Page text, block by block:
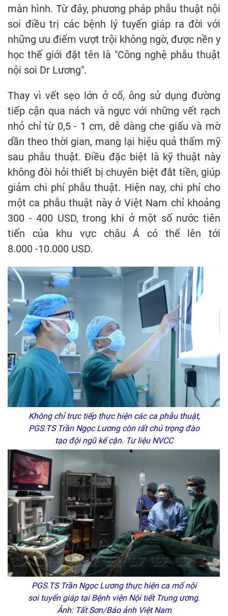
màn hình. Từ đây, phương pháp phẫu thuật nội
soi điều trị các bệnh lý tuyến giáp ra đời với
những ưu điểm vượt trội không ngờ, được nền y
học thế giới đặt tên là "Công nghệ phẫu thuật
nội soi Dr Lương".
Thay vì vết sẹo lớn ở cổ, ông sử dụng đường
tiếp cận qua nách và ngực với những vết rạch
nhỏ chỉ từ 0,5 - 1 cm, dễ dàng che giấu và mờ
dần theo thời gian, mang lại hiệu quả thẩm mỹ
sau phẫu thuật. Điều đặc biệt là kỹ thuật này
không đòi hỏi thiết bị chuyên biệt đắt tiền, giúp
giảm chi phí phẫu thuật. Hiện nay, chi phí cho
một ca phẫu thuật này ở Việt Nam chỉ khoảng
300 - 400 USD, trong khi ở một số nước tiên
tiến của khu vực châu Á có thể lên tới
8.000 -10.000 USD.
Không chỉ trực tiếp thực hiện các ca phẫu thuật,
PGS.TS Trần Ngọc Lương còn rất chú trọng đào
tạo đội ngũ kế cận. Tư liệu NVCC
PGS.TS Trần Ngọc Lương thực hiện ca mổ nội
soi tuyến giáp tại Bệnh viện Nội tiết Trung ương.
Ảnh: Tất Sơn/Báo ảnh Việt Nam